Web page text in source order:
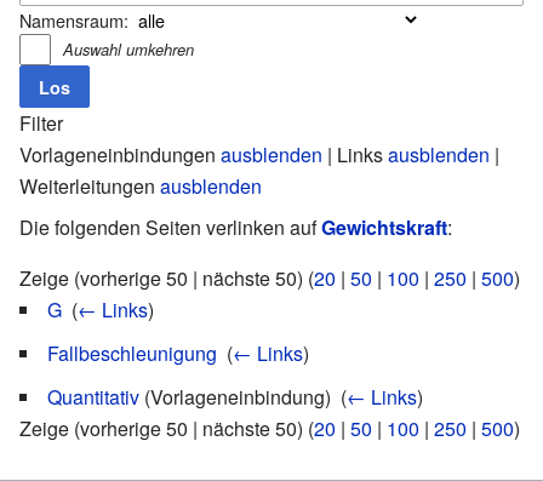
Namensraum:
Auswahl umkehren
Filter
Vorlageneinbindungen ausblenden | Linksausblenden |
Weiterleitungen ausblenden
Die folgenden Seiten verlinken aufGewichtskraft:
Zeige (vorherige 50 | nächste 50) (20 | 50 | 100 | 250 | 500)
G (← Links)
Fallbeschleunigung (← Links)
Quantitativ (Vorlageneinbindung) ‎ (← Links)
Zeige (vorherige 50 | nächste 50) (20 | 50 | 100 | 250 | 500)